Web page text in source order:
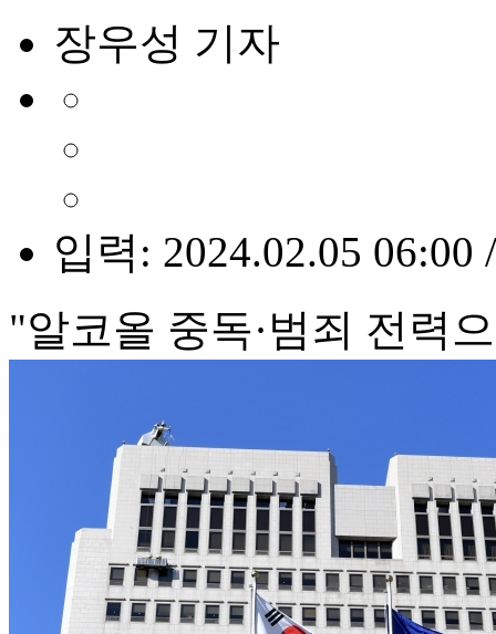
장우성 기자
입력: 2024.02.05 06:00
"알코올 중독·범죄 전력